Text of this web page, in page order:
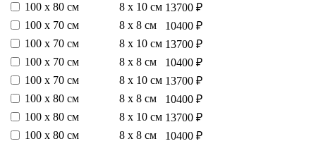
100 х 80 см
8 х 10 см 13700 ₽
100 х 70 см
8 х 8 см
10400 ₽
100 х 70 см
8 х 10 см 13700 ₽
100 х 70 см
8 х 8 см
10400 ₽
100 х 70 см
8 х 10 см 13700 ₽
100 х 80 см
8 х 8 см
10400 ₽
100 х 80 см
8 х 10 см 13700 ₽
100 х 80 см
8 х 8 см
10400 ₽